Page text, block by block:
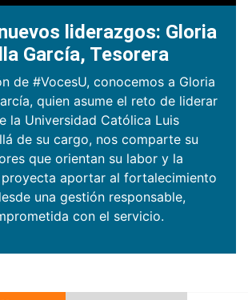
liderazgos: Gloria
García, Tesorera
de #VocesU, conocemos a Gloria
quien asume el reto de liderar
la Universidad Católica Luis
de su cargo, nos comparte su
que orientan su labor y la
aportar al fortalecimiento
una gestión responsable,
con el servicio.